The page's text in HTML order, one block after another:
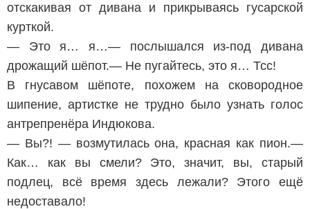
отскакивая от дивана и прикрываясь гусарской
курткой.
— Это я… я…— послышался из-под дивана
дрожащий шёпот.— Не пугайтесь, это я… Тсс!
В гнусавом шёпоте, похожем на сковородное
шипение, артистке не трудно было узнать голос
антрепренёра Индюкова.
— Вы?! — возмутилась она, красная как пион.—
Как… как вы смели? Это, значит, вы, старый
подлец, всё время здесь лежали? Этого ещё
недоставало!